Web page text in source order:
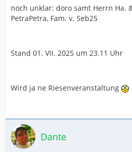
noch unklar: doro samt Herrn Ha.
PetraPetra, Fam. v. Seb25
Stand 01. VII. 2025 um 23.11 Uhr
Wird ja ne Riesenveranstaltung
Dante